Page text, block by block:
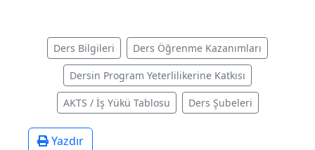
Ders Bilgileri Ders Öğrenme Kazanımları
Dersin Program Yeterlilikerine Katkısı
AKTS / İş Yükü Tablosu Ders Şubeleri
Yazdır